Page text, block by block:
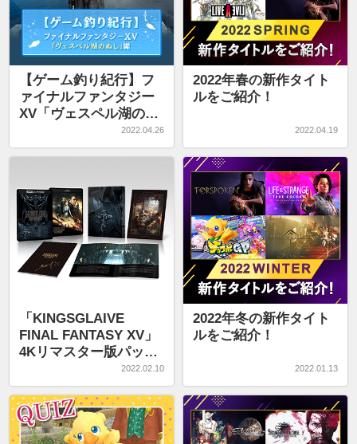
メンバーズ
動画
コラム
会社情報 採用情報
SQUARE ENIX サイト内検索
【ゲーム釣り紀行】フ
ァイナルファンタジー
XV「ヴェスペル湖のぬ
2022.04.26
2022年春の新作タイト
ルをご紹介！
2022.04.19
「KINGSGLAIVE
FINAL FANTASY XV」
4Kリマスター版パッケ
ージが2022年2月9日発
売。野末武志氏のコメ
ントとともにパッケー
ジ版の封入特典を紹介
【４Gamer.net掲載】
2022.02.10
2022年冬の新作タイト
ルをご紹介！
2022.01.13